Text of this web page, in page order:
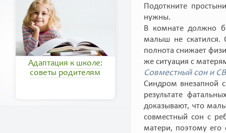
Адаптация к школе:
советы родителям
Подоткните
нужны.
В комнате должно
малыш не скатился.
полнота снижает
же ситуация с
Совместный сон и
Синдром внезапной
результате
доказывают, что
совместный сон с
матери, поэтому его